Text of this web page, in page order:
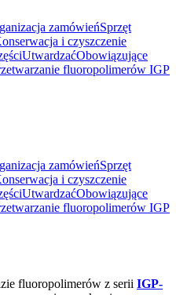
zamówieńSprzęt
i czyszczenie
UtwardzaćObowiązujące
fluoropolimerów IGP
zamówieńSprzęt
i czyszczenie
UtwardzaćObowiązujące
fluoropolimerów IGP
fluoropolimerów z serii IGP-